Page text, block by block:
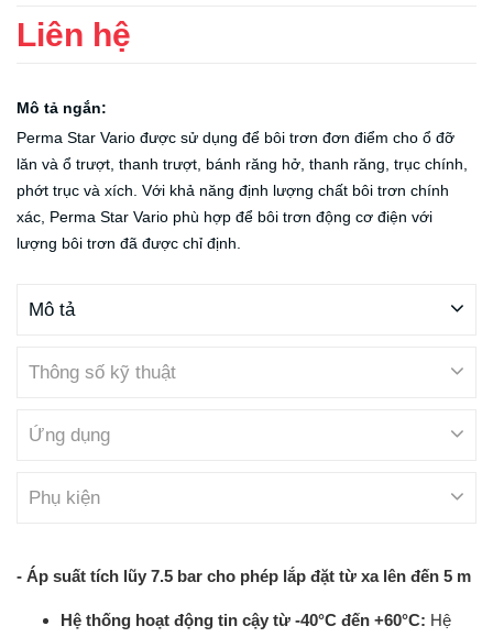
Liên hệ
Mô tả ngắn:
Perma Star Vario được sử dụng để bôi trơn đơn điểm cho ổ đỡ
lăn và ổ trượt, thanh trượt, bánh răng hở, thanh răng, trục chính,
phớt trục và xích. Với khả năng định lượng chất bôi trơn chính
xác, Perma Star Vario phù hợp để bôi trơn động cơ điện với
lượng bôi trơn đã được chỉ định.
Mô tả
Thông số kỹ thuật
Ứng dụng
Phụ kiện
- Áp suất tích lũy 7.5 bar cho phép lắp đặt từ xa lên đến 5 m
Hệ thống hoạt động tin cậy từ -40°C đến +60°C: Hệ